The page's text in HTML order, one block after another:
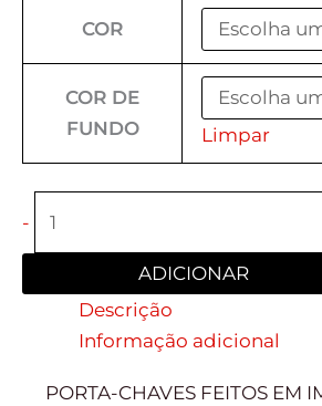
COR
COR DE
FUNDO
Limpar
-
ADICIONAR
Descrição
Informação adicional
PORTA-CHAVES FEITOS EM